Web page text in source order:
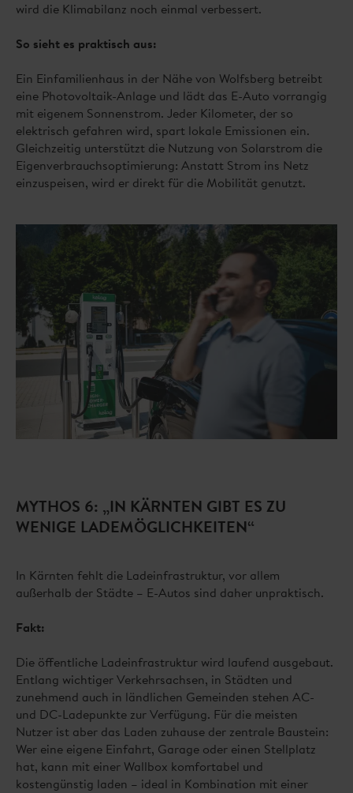
wird die Klimabilanz noch einmal verbessert.
So sieht es praktisch aus:
Ein Einfamilienhaus in der Nähe von Wolfsberg betreibt
eine Photovoltaik-Anlage und lädt das E-Auto vorrangig
mit eigenem Sonnenstrom. Jeder Kilometer, der so
elektrisch gefahren wird, spart lokale Emissionen ein.
Gleichzeitig unterstützt die Nutzung von Solarstrom die
Eigenverbrauchsoptimierung: Anstatt Strom ins Netz
einzuspeisen, wird er direkt für die Mobilität genutzt.
MYTHOS 6: „IN KÄRNTEN GIBT ES ZU
WENIGE LADEMÖGLICHKEITEN“
In Kärnten fehlt die Ladeinfrastruktur, vor allem
außerhalb der Städte – E-Autos sind daher unpraktisch.
Fakt:
Die öffentliche Ladeinfrastruktur wird laufend ausgebaut.
Entlang wichtiger Verkehrsachsen, in Städten und
zunehmend auch in ländlichen Gemeinden stehen AC-
und DC-Ladepunkte zur Verfügung. Für die meisten
Nutzer ist aber das Laden zuhause der zentrale Baustein:
Wer eine eigene Einfahrt, Garage oder einen Stellplatz
hat, kann mit einer Wallbox komfortabel und
kostengünstig laden – ideal in Kombination mit einer